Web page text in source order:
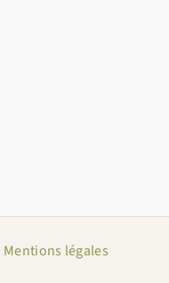
Mentions légales